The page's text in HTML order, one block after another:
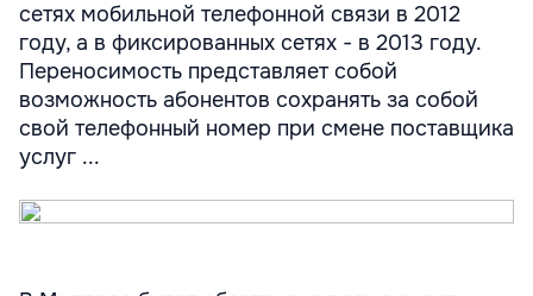
сетях мобильной телефонной связи в 2012
году, а в фиксированных сетях - в 2013 году.
Переносимость представляет собой
возможность абонентов сохранять за собой
свой телефонный номер при смене поставщика
услуг ...